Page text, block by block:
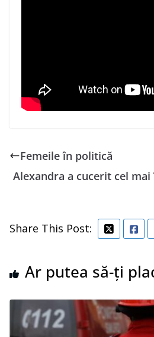
Femeile în politică
Alexandra a cucerit cel
Share This Post:
Ar putea să-ți